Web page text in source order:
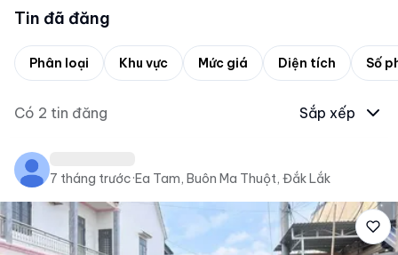
Tin đã đăng
Phân loại Khu vực Mức giá Diện tích Số
Có 2 tin đăng Sắp xếp
7 tháng trước·Ea Tam, Buôn Ma Thuột, Đắk Lắk